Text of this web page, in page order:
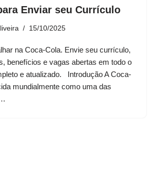
Enviar seu Currículo
15/10/2025
na Coca-Cola. Envie seu currículo,
benefícios e vagas abertas em todo o
e atualizado. Introdução A Coca-
mundialmente como uma das